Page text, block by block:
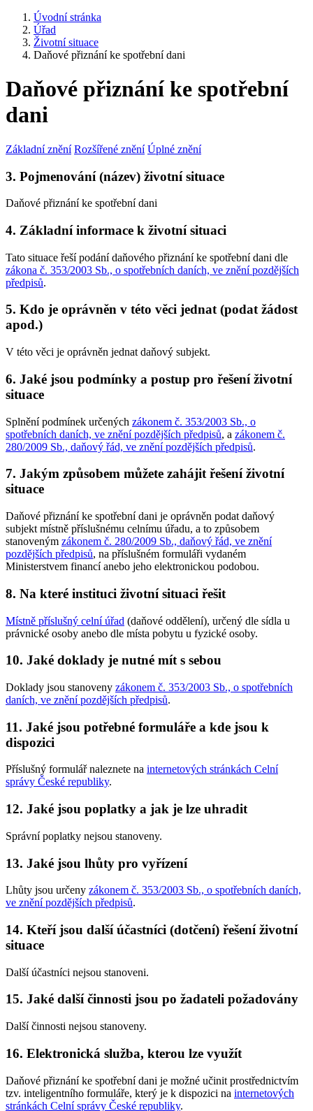
Úvodní stránka
Úřad
Životní situace
Daňové přiznání ke spotřební dani
Daňové přiznání ke spotřební
dani
Základní znění Rozšířené znění Úplné znění
3. Pojmenování (název) životní situace
Daňové přiznání ke spotřební dani
4. Základní informace k životní situaci
Tato situace řeší podání daňového přiznání ke spotřební dani dle
zákona č. 353/2003 Sb., o spotřebních daních, ve znění pozdějších
předpisů.
5. Kdo je oprávněn v této věci jednat (podat žádost
apod.)
V této věci je oprávněn jednat daňový subjekt.
6. Jaké jsou podmínky a postup pro řešení životní
situace
Splnění podmínek určených zákonem č. 353/2003 Sb., o
spotřebních daních, ve znění pozdějších předpisů, a zákonem č.
280/2009 Sb., daňový řád, ve znění pozdějších předpisů.
7. Jakým způsobem můžete zahájit řešení životní
situace
Daňové přiznání ke spotřební dani je oprávněn podat daňový
subjekt místně příslušnému celnímu úřadu, a to způsobem
stanoveným zákonem č. 280/2009 Sb., daňový řád, ve znění
pozdějších předpisů, na příslušném formuláři vydaném
Ministerstvem financí anebo jeho elektronickou podobou.
8. Na které instituci životní situaci řešit
Místně příslušný celní úřad (daňové oddělení), určený dle sídla u
právnické osoby anebo dle místa pobytu u fyzické osoby.
10. Jaké doklady je nutné mít s sebou
Doklady jsou stanoveny zákonem č. 353/2003 Sb., o spotřebních
daních, ve znění pozdějších předpisů.
11. Jaké jsou potřebné formuláře a kde jsou k
dispozici
Příslušný formulář naleznete na internetových stránkách Celní
správy České republiky.
12. Jaké jsou poplatky a jak je lze uhradit
Správní poplatky nejsou stanoveny.
13. Jaké jsou lhůty pro vyřízení
Lhůty jsou určeny zákonem č. 353/2003 Sb., o spotřebních daních,
ve znění pozdějších předpisů.
14. Kteří jsou další účastníci (dotčení) řešení životní
situace
Další účastníci nejsou stanoveni.
15. Jaké další činnosti jsou po žadateli požadovány
Další činnosti nejsou stanoveny.
16. Elektronická služba, kterou lze využít
Daňové přiznání ke spotřební dani je možné učinit prostřednictvím
tzv. inteligentního formuláře, který je k dispozici na internetových
stránkách Celní správy České republiky.